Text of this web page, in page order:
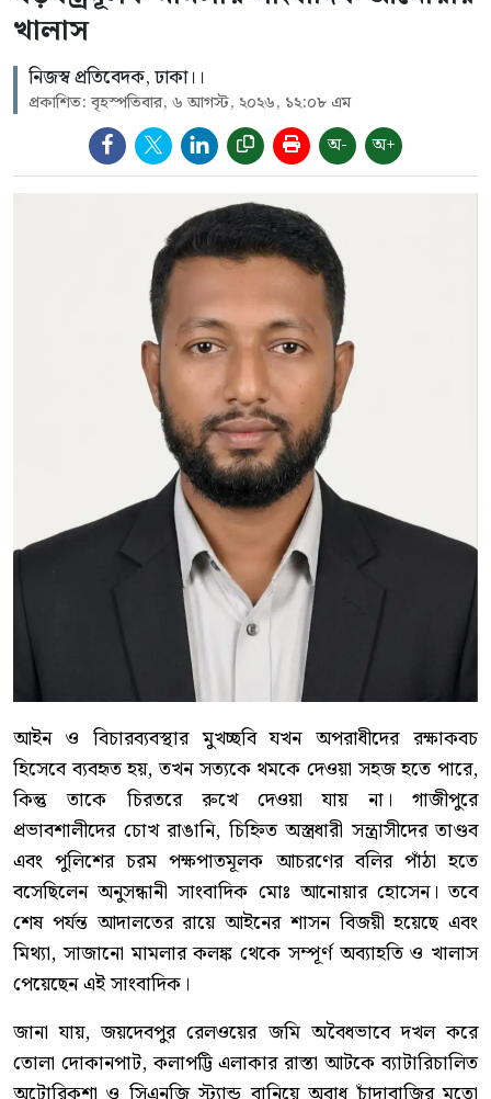
খালাস
নিজস্ব প্রতিবেদক, ঢাকা।।
প্রকাশিত: বৃহস্পতিবার, ৬ আগস্ট, ২০২৬, ১২:০৮ এম
অ- অ+
আইন ও বিচারব্যবস্থার মুখচ্ছবি যখন অপরাধীদের রক্ষাকবচ
হিসেবে ব্যবহৃত হয়, তখন সত্যকে থমকে দেওয়া সহজ হতে পারে,
কিন্তু তাকে চিরতরে রুখে দেওয়া যায় না। গাজীপুরে
প্রভাবশালীদের চোখ রাঙানি, চিহ্নিত অস্ত্রধারী সন্ত্রাসীদের তাণ্ডব
এবং পুলিশের চরম পক্ষপাতমূলক আচরণের বলির পাঁঠা হতে
বসেছিলেন অনুসন্ধানী সাংবাদিক মোঃ আনোয়ার হোসেন। তবে
শেষ পর্যন্ত আদালতের রায়ে আইনের শাসন বিজয়ী হয়েছে এবং
মিথ্যা, সাজানো মামলার কলঙ্ক থেকে সম্পূর্ণ অব্যাহতি ও খালাস
পেয়েছেন এই সাংবাদিক।
জানা যায়, জয়দেবপুর রেলওয়ের জমি অবৈধভাবে দখল করে
তোলা দোকানপাট, কলাপট্টি এলাকার রাস্তা আটকে ব্যাটারিচালিত